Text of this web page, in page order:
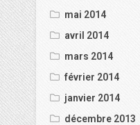
mai 2014
avril 2014
mars 2014
février 2014
janvier 2014
décembre 2013